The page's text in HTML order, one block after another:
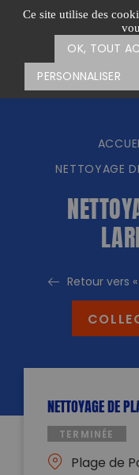
Ce site utilise des
OK, TOUT
PERSONNALISER
Passer
CARTE
NETTOYAGE
Retour vers
NETTOYAGE DE
TERMINÉE
Plage de